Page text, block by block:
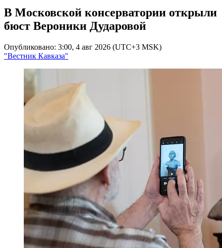
В Московской консерватории открыли
бюст Вероники Дударовой
Опубликовано: 3:00, 4 авг 2026 (UTC+3 MSK)
"Вестник Кавказа"